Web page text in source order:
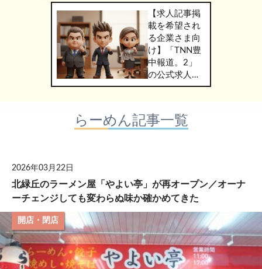
【求人記事掲
載を希望され
る企業さま向
け】「TNN豊
中報道。2」
の公式求人情
報サービス
WORK」のご
掲載につきま
らーめん記事一覧
2026年03月22日
北緑丘のラーメン屋「やよい亭」が再オープン／オーナ
ーチェンジしても変わらぬ味か確かめてきた
開店・閉店